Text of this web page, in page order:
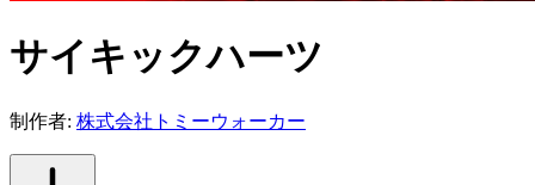
サイキックハーツ
制作者: 株式会社トミーウォーカー